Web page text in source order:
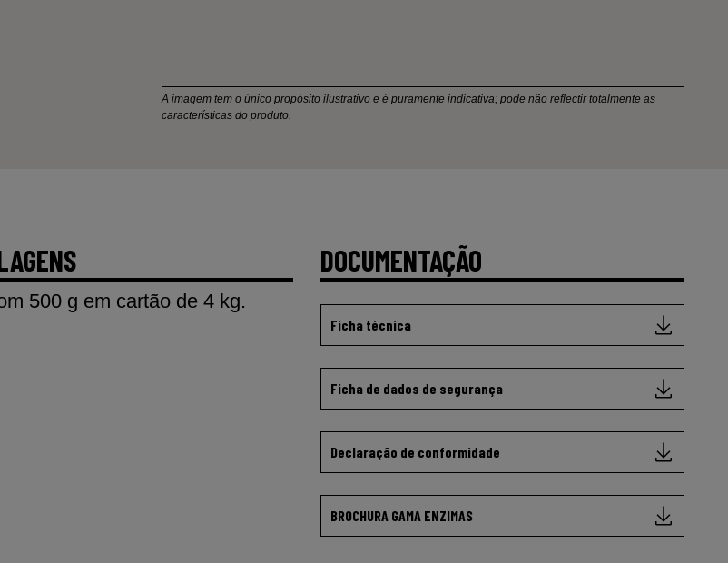
A imagem tem o único propósito ilustrativo e é puramente indicativa; pode não reflectir totalmente as
características do produto.
500 g em cartão de 4 kg.
DOCUMENTAÇÃO
Ficha técnica
Ficha de dados de segurança
Declaração de conformidade
BROCHURA GAMA ENZIMAS